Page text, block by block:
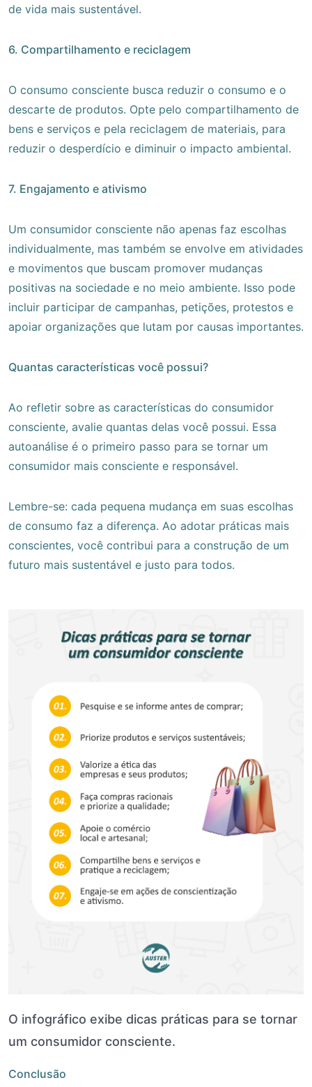
de vida mais sustentável.
6. Compartilhamento e reciclagem
O consumo consciente busca reduzir o consumo e o
descarte de produtos. Opte pelo compartilhamento de
bens e serviços e pela reciclagem de materiais, para
reduzir o desperdício e diminuir o impacto ambiental.
7. Engajamento e ativismo
Um consumidor consciente não apenas faz escolhas
individualmente, mas também se envolve em atividades
e movimentos que buscam promover mudanças
positivas na sociedade e no meio ambiente. Isso pode
incluir participar de campanhas, petições, protestos e
apoiar organizações que lutam por causas importantes.
Quantas características você possui?
Ao refletir sobre as características do consumidor
consciente, avalie quantas delas você possui. Essa
autoanálise é o primeiro passo para se tornar um
consumidor mais consciente e responsável.
Lembre-se: cada pequena mudança em suas escolhas
de consumo faz a diferença. Ao adotar práticas mais
conscientes, você contribui para a construção de um
futuro mais sustentável e justo para todos.
O infográfico exibe dicas práticas para se tornar
um consumidor consciente.
Conclusão